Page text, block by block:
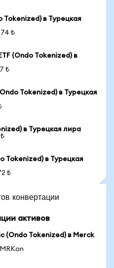
Tokenized) в Турецкая
₺
(Ondo Tokenized) в
₺
Tokenized) в Турецкая
в Турецкая лира
Tokenized) в Турецкая
₺
конвертации
активов
(Ondo Tokenized) в Merck